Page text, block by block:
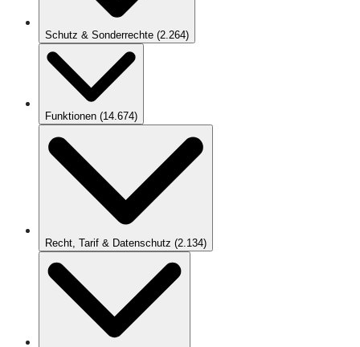
Schutz & Sonderrechte (2.264)
Funktionen (14.674)
Recht, Tarif & Datenschutz (2.134)